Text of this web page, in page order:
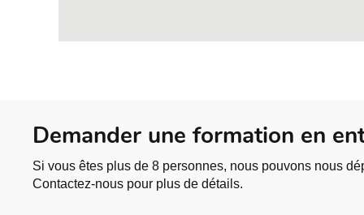
Exploration du modèle
Consultation des données
8 Création d’une application métier
Demander une formation en
Si vous êtes plus de 8 personnes, nous pouvons nous
Contactez-nous pour plus de détails.